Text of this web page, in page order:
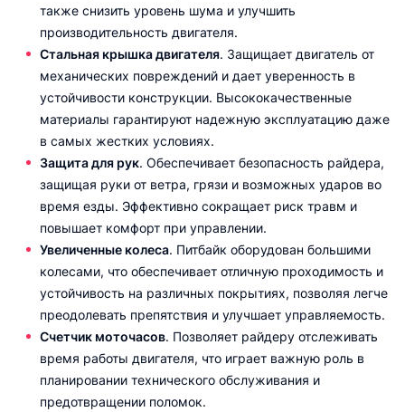
также снизить уровень шума и улучшить
производительность двигателя.
Стальная крышка двигателя. Защищает двигатель от
механических повреждений и дает уверенность в
устойчивости конструкции. Высококачественные
материалы гарантируют надежную эксплуатацию даже
в самых жестких условиях.
Защита для рук. Обеспечивает безопасность райдера,
защищая руки от ветра, грязи и возможных ударов во
время езды. Эффективно сокращает риск травм и
повышает комфорт при управлении.
Увеличенные колеса. Питбайк оборудован большими
колесами, что обеспечивает отличную проходимость и
устойчивость на различных покрытиях, позволяя легче
преодолевать препятствия и улучшает управляемость.
Счетчик моточасов. Позволяет райдеру отслеживать
время работы двигателя, что играет важную роль в
планировании технического обслуживания и
предотвращении поломок.